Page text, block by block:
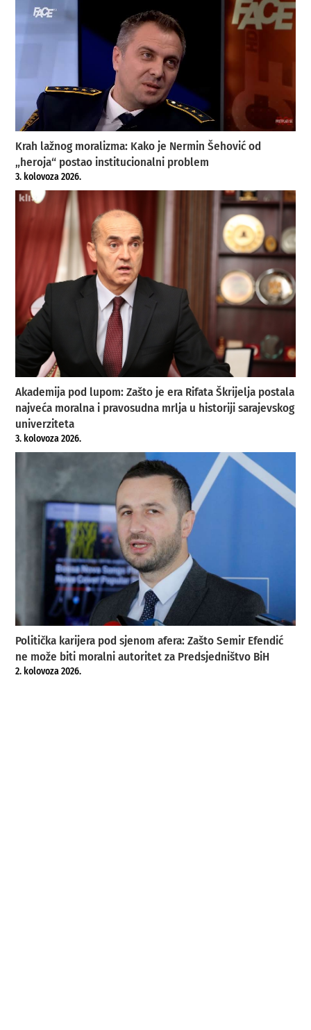
Krah lažnog moralizma: Kako je Nermin Šehović od
„heroja“ postao institucionalni problem
3. kolovoza 2026.
Akademija pod lupom: Zašto je era Rifata Škrijelja postala
najveća moralna i pravosudna mrlja u historiji sarajevskog
univerziteta
3. kolovoza 2026.
Politička karijera pod sjenom afera: Zašto Semir Efendić
ne može biti moralni autoritet za Predsjedništvo BiH
2. kolovoza 2026.